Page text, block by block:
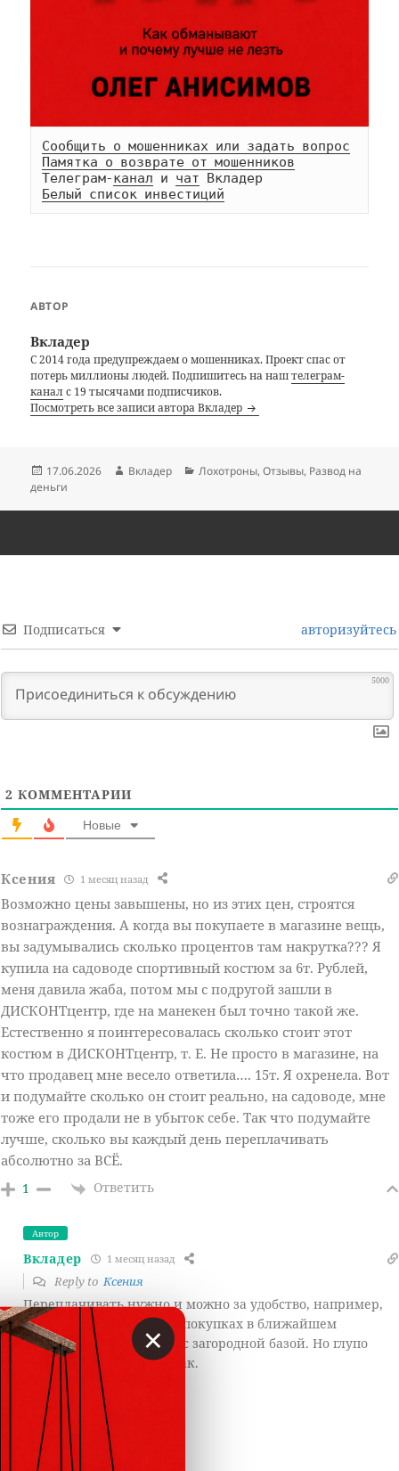
Сообщить о мошенниках или задать вопрос
Памятка о возврате от мошенников
Телеграм-канал и чат
Белый список инвестиций
АВТОР
Вкладер
С 2014 года предупреждаем о мошенниках. Проект спас от
потерь миллионы людей. Подпишитесь на наштелеграм-
каналс 19 тысячами подписчиков.
Посмотреть все записи автора Вкладер
Опубликовано
17.06.2026 Автор
Вкладер Рубрики
Лохотроны,Отзывы, Развод на
деньги
Подписаться авторизуйтесь
5000
2 КОММЕНТАРИИ
Новые
Ксения 1 месяц назад
Возможно цены завышены, но из этих цен, строятся
вознаграждения. А когда вы покупаете в магазине вещь,
вы задумывались сколько процентов там накрутка??? Я
купила на садоводе спортивный костюм за 6т. Рублей,
меня давила жаба, потом мы с подругой зашли в
ДИСКОНТцентр, где на манекен был точно такой же.
Естественно я поинтересовалась сколько стоит этот
костюм в ДИСКОНТцентр, т. Е. Не просто в магазине, на
что продавец мне весело ответила…. 15т. Я охренела. Вот
и подумайте сколько он стоит реально, на садоводе, мне
тоже его продали не в убыток себе. Так что подумайте
лучше, сколько вы каждый день переплачивать
абсолютно за ВСЁ.
1 Ответить
Автор
Вкладер 1 месяц назад
Reply to Ксения
Переплачивать нужно и можно за удобство, например,
экономию времени при покупках в ближайшем
магазине по сравнению с загородной базой. Но глупо
переплачивать просто так.
-1
×